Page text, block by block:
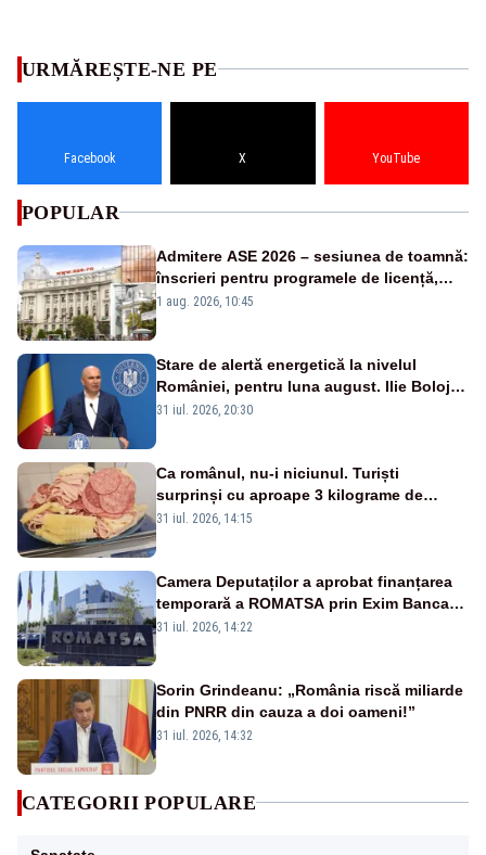
URMĂREȘTE-NE PE
Facebook X YouTube
POPULAR
Admitere ASE 2026 – sesiunea de toamnă:
înscrieri pentru programele de licență,
masterat și doctorat
1 aug. 2026, 10:45
Stare de alertă energetică la nivelul
României, pentru luna august. Ilie Bolojan
a anunțat importuri și posibile restricții –
31 iul. 2026, 20:30
Ca românul, nu-i niciunul. Turiști
surprinși cu aproape 3 kilograme de
alimente luate la all inclusive
31 iul. 2026, 14:15
Camera Deputaților a aprobat finanțarea
temporară a ROMATSA prin Exim Banca
Românească
31 iul. 2026, 14:22
Sorin Grindeanu: „România riscă miliarde
din PNRR din cauza a doi oameni!”
31 iul. 2026, 14:32
CATEGORII POPULARE